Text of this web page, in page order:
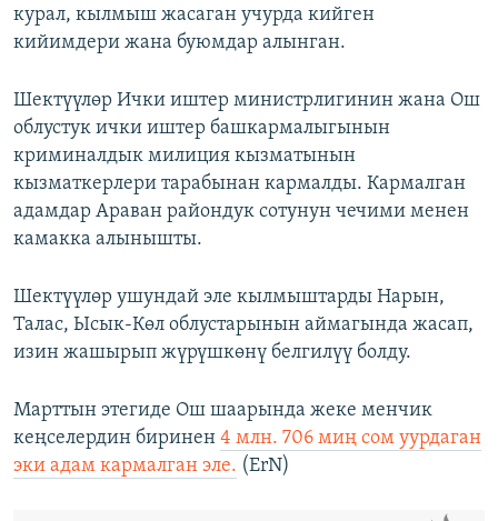
курал, кылмыш жасаган учурда кийген
кийимдери жана буюмдар алынган.
Шектүүлөр Ички иштер министрлигинин жана Ош
облустук ички иштер башкармалыгынын
криминалдык милиция кызматынын
кызматкерлери тарабынан кармалды. Кармалган
адамдар Араван райондук сотунун чечими менен
камакка алынышты.
Шектүүлөр ушундай эле кылмыштарды Нарын,
Талас, Ысык-Көл облустарынын аймагында жасап,
изин жашырып жүрүшкөнү белгилүү болду.
Марттын этегиде Ош шаарында жеке менчик
кеңселердин биринен 4 млн. 706 миң сом уурдаган
эки адам кармалган эле. (ErN)